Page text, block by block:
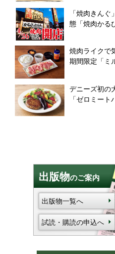
「焼肉きん
態「焼肉かる
焼肉ライクで
期間限定「ミ
デニーズ初の
「ゼロミー
出版物のご案内
出版物一覧へ
試読・購読の申込へ